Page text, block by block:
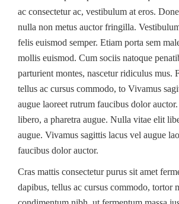
ac consectetur ac, vestibulum at eros.
nulla non metus auctor fringilla.
felis euismod semper. Etiam porta sem
mollis euismod. Cum sociis natoque
parturient montes, nascetur ridiculus mus.
tellus ac cursus commodo, to Vivamus
augue laoreet rutrum faucibus dolor
libero, a pharetra augue. Nulla vitae elit
augue. Vivamus sagittis lacus vel augue
faucibus dolor auctor.
Cras mattis consectetur purus sit amet
dapibus, tellus ac cursus commodo, tortor